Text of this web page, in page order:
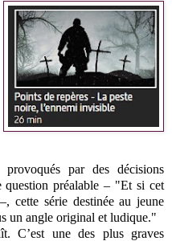
provoqués par des décisions
préalable – "Et si cet
cette série destinée au jeune
un angle original et ludique."
C’est une des plus graves